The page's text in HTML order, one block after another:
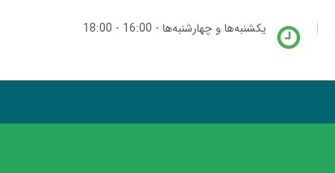
یکشنبه‌ها و چهارشنبه‌ها - 16:00 - 18:00